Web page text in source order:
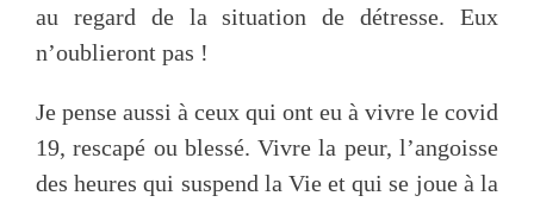
au regard de la situation de détresse. Eux
n’oublieront pas !
Je pense aussi à ceux qui ont eu à vivre le covid
19, rescapé ou blessé. Vivre la peur, l’angoisse
des heures qui suspend la Vie et qui se joue à la